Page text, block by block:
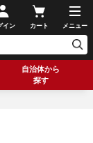
イン カート メニュー
自治体から
探す